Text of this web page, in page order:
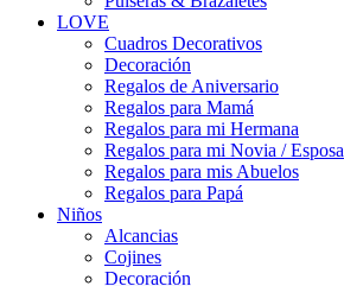
LOVE
Cuadros Decorativos
Decoración
Regalos de Aniversario
Regalos para Mamá
Regalos para mi Hermana
Regalos para mi Novia / Esposa
Regalos para mis Abuelos
Regalos para Papá
Niños
Alcancias
Cojines
Decoración